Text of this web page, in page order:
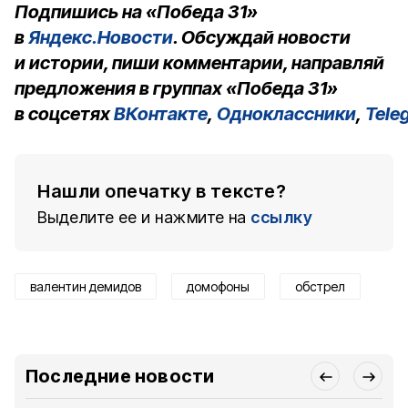
Подпишись на «Победа 31»
вЯндекс.Новости. Обсуждай новости
и истории, пиши комментарии, направляй
предложения в группах «Победа 31»
в соцсетяхВКонтакте, Одноклассники,
Нашли опечатку в тексте?
Выделите ее и нажмите на ссылку
валентин демидов домофоны обстрел
Последние новости